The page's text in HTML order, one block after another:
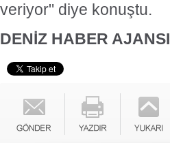
veriyor" diye konuştu.
DENİZ HABER AJANSI